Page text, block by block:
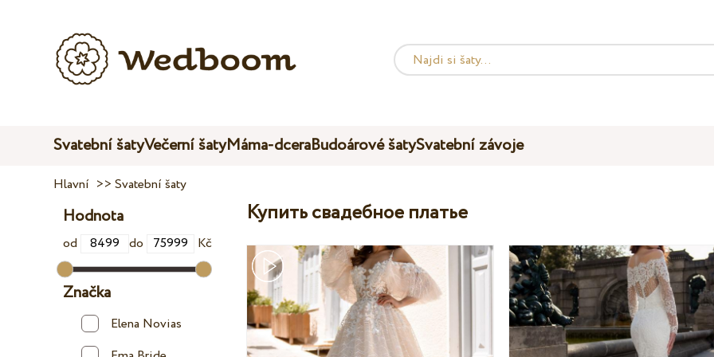
Svatební šatyVečerní šatyMáma-dceraBudoárové šatySvatební závoje
Hlavní >>Svatební šaty
Hodnota
od do Kč
Značka
Elena Novias
Купить свадебное платье